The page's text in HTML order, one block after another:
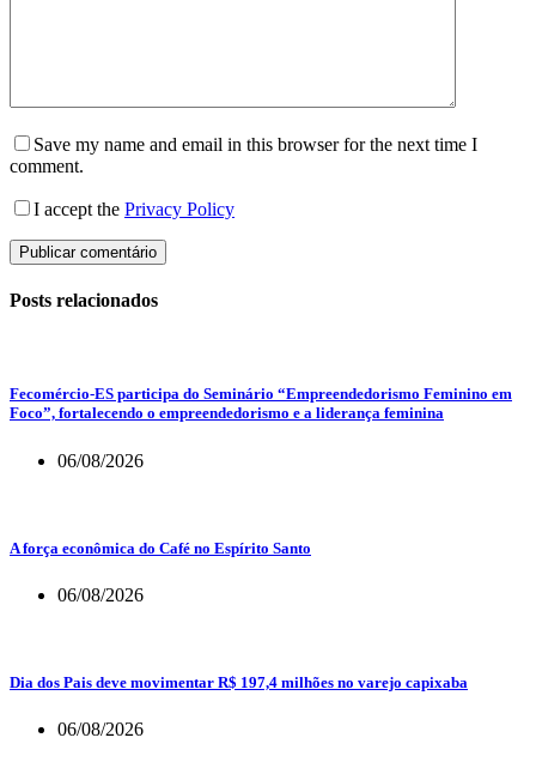
Save my name and email in this browser for the next time I
comment.
I accept the Privacy Policy
Publicar comentário
Posts relacionados
Fecomércio-ES participa do Seminário “Empreendedorismo Feminino em
Foco”, fortalecendo o empreendedorismo e a liderança feminina
06/08/2026
A força econômica do Café no Espírito Santo
06/08/2026
Dia dos Pais deve movimentar R$ 197,4 milhões no varejo capixaba
06/08/2026